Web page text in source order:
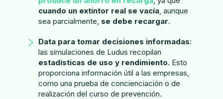
cuando un extintor real se vacía , aunque
sea parcialmente, se debe recargar.
Data para tomar decisiones informadas:
las simulaciones de Ludus recopilan
estadísticas de uso y rendimiento. Esto
proporciona información útil a las empresas,
como una prueba de concienciación o de
realización del curso de prevención.